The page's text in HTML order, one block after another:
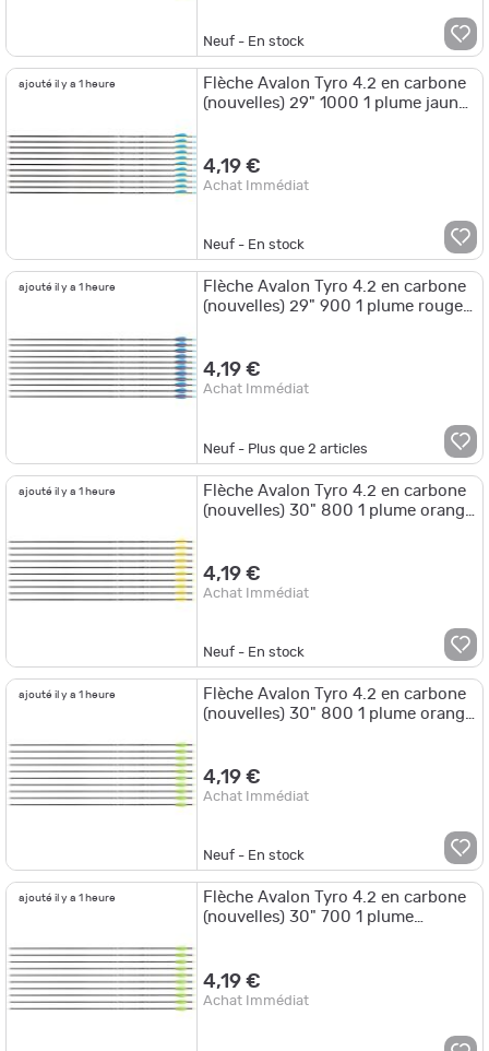
Neuf - En stock
ajouté il y a 1 heure
Flèche Avalon Tyro 4.2 en carbone
(nouvelles) 29" 1000 1 plume jaune
4,19 €
Achat Immédiat
Neuf - En stock
ajouté il y a 1 heure
Flèche Avalon Tyro 4.2 en carbone
(nouvelles) 29" 900 1 plume rouge
4,19 €
Achat Immédiat
Neuf - Plus que2 articles
ajouté il y a 1 heure
Flèche Avalon Tyro 4.2 en carbone
(nouvelles) 30" 800 1 plume orange
4,19 €
Achat Immédiat
Neuf - En stock
ajouté il y a 1 heure
Flèche Avalon Tyro 4.2 en carbone
(nouvelles) 30" 800 1 plume orange
4,19 €
Achat Immédiat
Neuf - En stock
ajouté il y a 1 heure
Flèche Avalon Tyro 4.2 en carbone
(nouvelles) 30" 700 1 plume
4,19 €
Achat Immédiat